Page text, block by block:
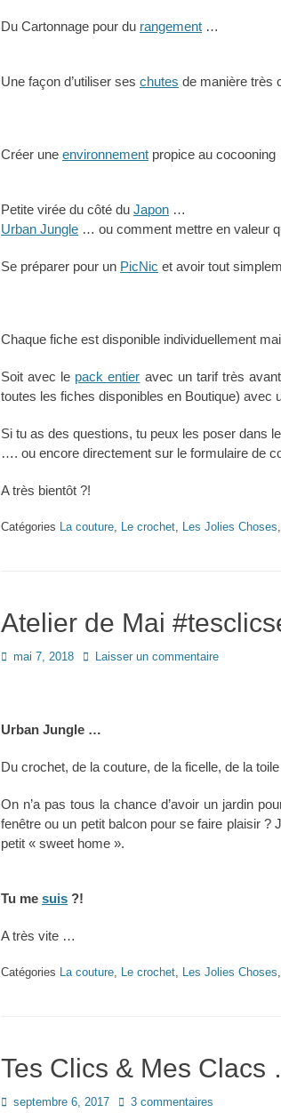
Du Cartonnage pour du rangement …
Une façon d’utiliser ses chutes de manière très
Créer une environnement propice au
Petite virée du côté du Japon …
Urban Jungle … ou comment mettre en valeur
Se préparer pour un PicNic et avoir tout
Chaque fiche est disponible individuellement
Soit avec le pack entier avec un tarif très
toutes les fiches disponibles en Boutique) avec
Si tu as des questions, tu peux les poser dans
…. ou encore directement sur le formulaire de
A très bientôt ?!
Catégories La couture, Le crochet, Les Jolies Choses,
Atelier de Mai
Posted
mai 7, 2018 Laisser un commentaire
Urban Jungle …
Du crochet, de la couture, de la ficelle, de la
On n’a pas tous la chance d’avoir un jardin
fenêtre ou un petit balcon pour se faire plaisir ?
petit « sweet home ».
Tu me suis ?!
A très vite …
Catégories La couture, Le crochet, Les Jolies Choses,
Tes Clics & Mes
Posted
septembre 6, 2017 3 commentaires